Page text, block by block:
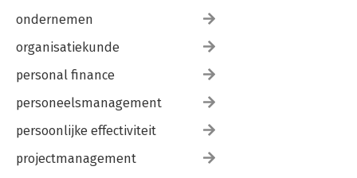
ondernemen
organisatiekunde
personal finance
personeelsmanagement
persoonlijke effectiviteit
projectmanagement